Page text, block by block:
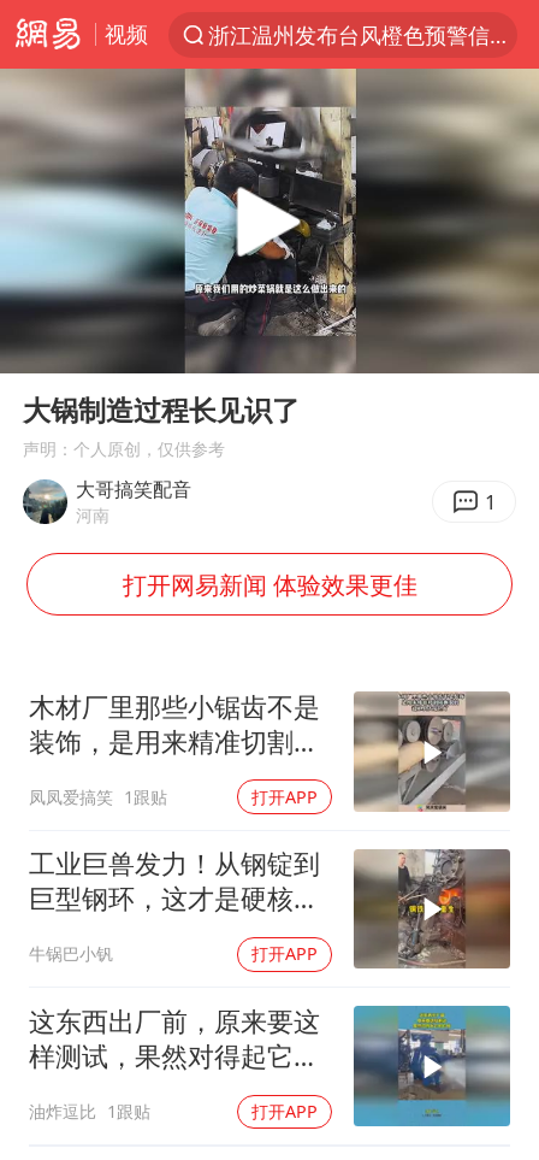
视频
浙江温州发布台风橙色预警信号
解锁各地夏日限定体验
富婆带资进组给自己硬加60多场吻戏
金饰克价一夜涨回1300元
峰哥实名举报汪海林偷税漏税
名创优品一次性内裤 颜面尽失
白海豚将正面袭击贯穿浙江
牛津大学一纸声明甩不了锅
包文婧：二胎很难一碗水端平
浙江台州《告全体市民书》
浙江一9岁男孩被海浪卷走仍在搜救中
郑丽文：台湾从来没有“独立”过
Play
大锅制造过程长见识了
声明：个人原创，仅供参考
大哥搞笑配音
河南 1
打开网易新闻 体验效果更佳
木材厂里那些小锯齿不是
装饰，是用来精准切割防
撕裂的，这工具太危险
了！
凤凤爱搞笑 1跟贴 打开APP
工业巨兽发力！从钢锭到
巨型钢环，这才是硬核锻
牛锅巴小钒 打开APP
这东西出厂前，原来要这
样测试，果然对得起它的
油炸逗比 1跟贴 打开APP